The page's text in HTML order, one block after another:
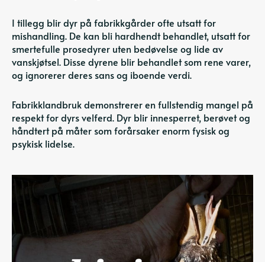
I tillegg blir dyr på fabrikkgårder ofte utsatt for
mishandling. De kan bli hardhendt behandlet, utsatt for
smertefulle prosedyrer uten bedøvelse og lide av
vanskjøtsel. Disse dyrene blir behandlet som rene varer,
og ignorerer deres sans og iboende verdi.
Fabrikklandbruk demonstrerer en fullstendig mangel på
respekt for dyrs velferd. Dyr blir innesperret, berøvet og
håndtert på måter som forårsaker enorm fysisk og
psykisk lidelse.